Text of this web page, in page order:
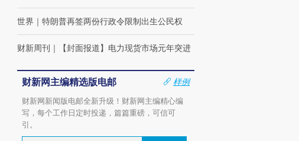
世界 ｜ 特朗普再签两份行政令限制出生公民权
财新周刊 ｜ 【封面报道】电力现货市场元年突进
财新网主编精选版电邮
样例
财新网新闻版电邮全新升级！财新网主编精心编
写，每个工作日定时投递，篇篇重磅，可信可
引。